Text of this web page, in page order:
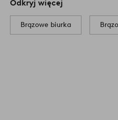
Odkryj więcej
Brązowe biurka